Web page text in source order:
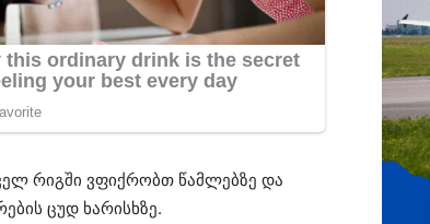
რიგში ვფიქრობთ წამლებზე და
ცუდ ხარისხზე.